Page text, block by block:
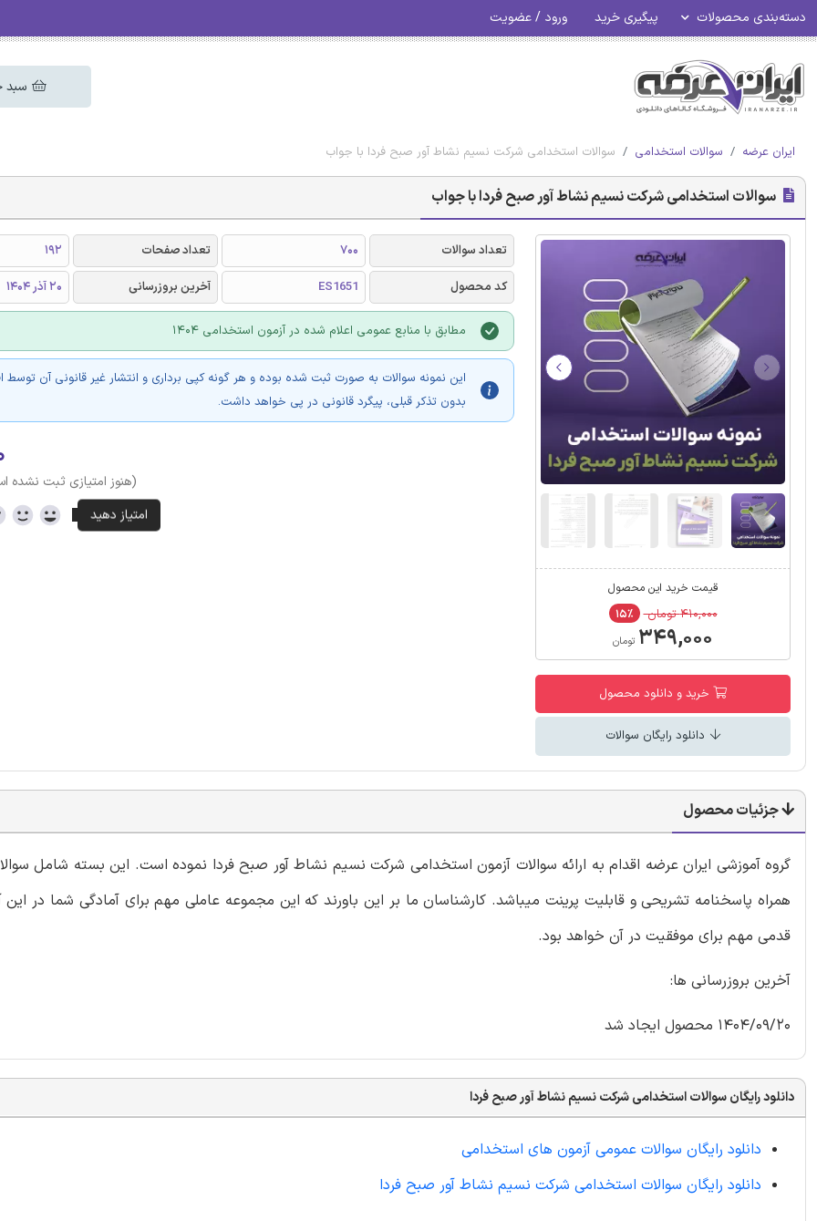
دسته‌بندی محصولات پیگیری خرید ورود / عضویت
سبد
ایران عرضه سوالات استخدامی سوالات استخدامی شرکت نسیم نشاط آور صبح فردا با جواب
سوالات استخدامی شرکت نسیم نشاط آور صبح فردا با جواب
قیمت خرید این محصول
۴۱۰,۰۰۰ تومان ۱۵٪
۳۴۹,۰۰۰ تومان
خرید و دانلود محصول
دانلود رایگان سوالات
تعداد سوالات 700 تعداد صفحات
192
کد محصول
ES1651 آخرین بروزرسانی 20 آذر 1404
مطابق با منابع عمومی اعلام شده در آزمون استخدامی 1404
این نمونه سوالات به صورت ثبت شده بوده و هر گونه کپی برداری و انتشار غیر قانونی آن توسط
بدون تذکر قبلی، پیگرد قانونی در پی خواهد داشت.
(هنوز امتیازی ثبت نشده
جزئیات محصول
گروه آموزشی ایران عرضه اقدام به ارائه سوالات آزمون استخدامی شرکت نسیم نشاط آور صبح فردا نموده است. این بسته شامل
همراه پاسخنامه تشریحی و قابلیت پرینت میباشد. کارشناسان ما بر این باورند که این مجموعه عاملی مهم برای آمادگی شما در این
قدمی مهم برای موفقیت در آن خواهد بود.
آخرین بروزرسانی ها:
1404/09/20 محصول ایجاد شد
دانلود رایگان سوالات استخدامی شرکت نسیم نشاط آور صبح فردا
دانلود رایگان سوالات عمومی آزمون های استخدامی
دانلود رایگان سوالات استخدامی شرکت نسیم نشاط آور صبح فردا